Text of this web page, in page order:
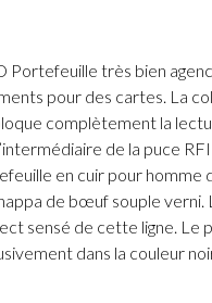
Portefeuille très bien
pour des cartes. La
complètement la
de la puce
en cuir pour homme
de bœuf souple
sensé de cette ligne. Le
dans la couleur